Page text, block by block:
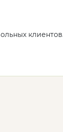
клиентов.